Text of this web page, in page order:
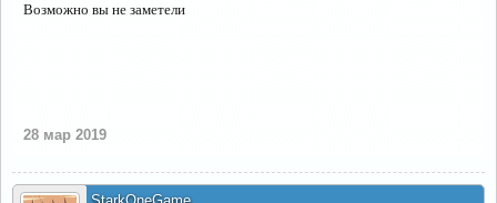
Возможно вы не заметели
28 мар 2019